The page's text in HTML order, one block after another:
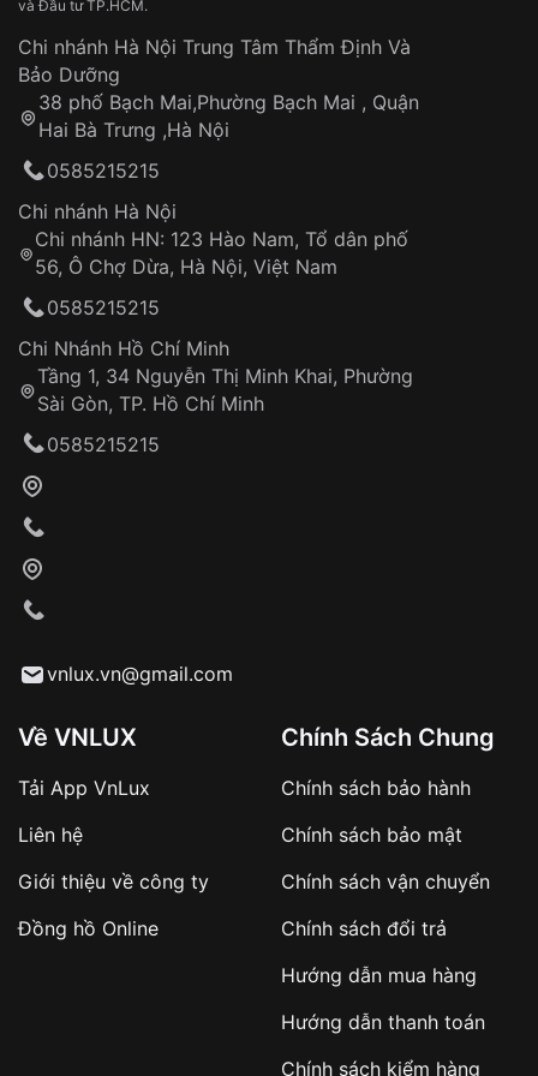
Mặt kính nhựa
có giá thành rẻ hơn nhiều so với
mặt kính Sapphire cao cấp, giúp giảm giá thành
sản xuất đồng hồ.
Mặt kính nhựacó khả năng chống va đập tốt, ít
bị nứt vỡ khi rơi rớt.
Tính thẩm mỹ có độ sáng bóng cao, tạo vẻ đẹp
sang trọng cho đồng hồ.
Dễ dàng chế tác thành nhiều hình dạng và kích
thước khác nhau, phù hợp với nhiều kiểu dáng
đồng hồ.
Mặt kính nhựa
các vết trầy xước nhẹ.
Khám phá 2 Loại Mặt Kính Nhựa Phổ Biến
Mặt kính nhựa
là lựa chọn phổ biến cho đồng hồ đeo
thành rẻ, độ bền và tính thẩm mỹ. Tuy nhiên, có hai loại
sở hữu những ưu điểm và nhược điểm riêng biệt.
và Đầu tư TP.HCM.
Chi nhánh Hà Nội Trung Tâm Thẩm Định Và
Bảo Dưỡng
38 phố Bạch Mai,Phường Bạch Mai , Quận
Hai Bà Trưng ,Hà Nội
0585215215
Chi nhánh Hà Nội
Chi nhánh HN: 123 Hào Nam, Tổ dân phố
56, Ô Chợ Dừa, Hà Nội, Việt Nam
0585215215
Chi Nhánh Hồ Chí Minh
Tầng 1, 34 Nguyễn Thị Minh Khai, Phường
Sài Gòn, TP. Hồ Chí Minh
0585215215
vnlux.vn@gmail.com
Về VNLUX
Tải App VnLux
Liên hệ
Giới thiệu về công ty
Đồng hồ Online
Chính Sách Chung
Chính sách bảo hành
Chính sách bảo mật
Chính sách vận chuyển
Chính sách đổi trả
Hướng dẫn mua hàng
Hướng dẫn thanh toán
Chính sách kiểm hàng